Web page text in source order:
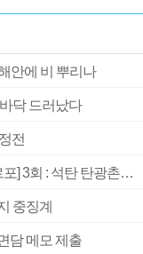
안에 비 뿌리나
닥 드러났다
전
[2026 부산청소년극지체험탐험대 현장르포] 3회 : 석탄 탄광촌에서 북극 연구의 중심지로
중징계
담 메모 제출